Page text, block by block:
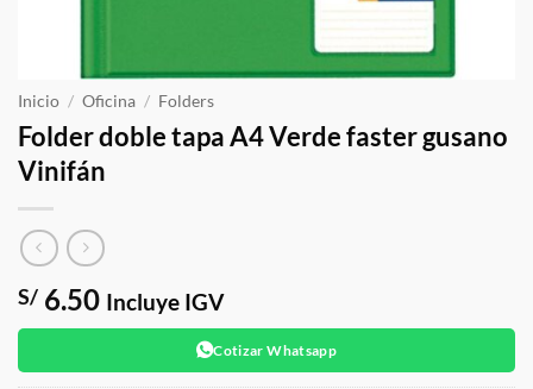
Inicio / Oficina / Folders
Folder doble tapa A4 Verde faster gusano
Vinifán
S/ 6.50 Incluye IGV
Cotizar Whatsapp